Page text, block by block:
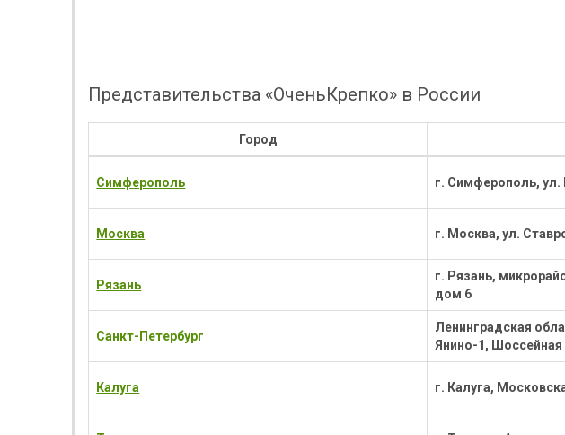
Представительства «ОченьКрепко» в России
Город
Симферополь г. Симферополь, ул.
Москва г. Москва, ул.
Рязань
г. Рязань,
дом 6
Санкт-Петербург
Ленинградская
Янино-1, Шоссейная
Калуга г. Калуга,